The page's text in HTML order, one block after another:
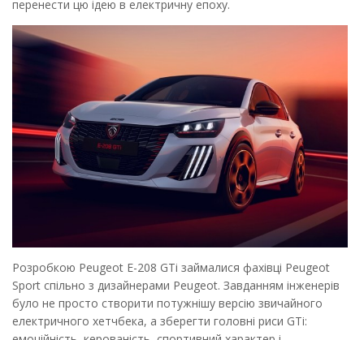
перенести цю ідею в електричну епоху.
Розробкою Peugeot E-208 GTi займалися фахівці Peugeot
Sport спільно з дизайнерами Peugeot. Завданням інженерів
було не просто створити потужнішу версію звичайного
електричного хетчбека, а зберегти головні риси GTi: